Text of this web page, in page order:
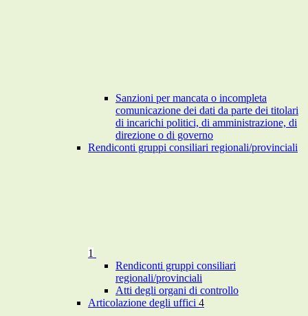
Sanzioni per mancata o incompleta
comunicazione dei dati da parte dei titolari
di incarichi politici, di amministrazione, di
direzione o di governo
Rendiconti gruppi consiliari regionali/provinciali
1
Rendiconti gruppi consiliari
regionali/provinciali
Atti degli organi di controllo
Articolazione degli uffici 4